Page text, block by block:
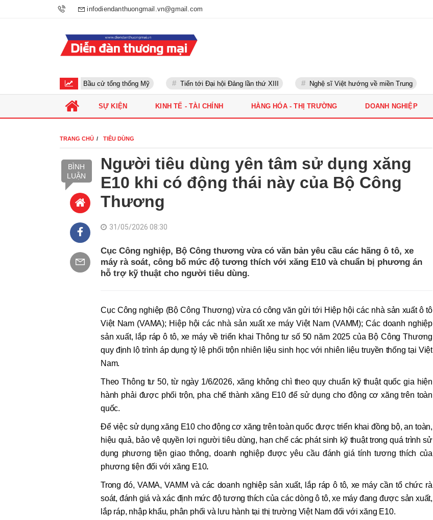
infodiendanthuongmail.vn@gmail.com
Bầu cử tổng thống Mỹ Tiến tới Đại hội Đảng lần thứ XIII Nghệ sĩ Việt hướng về miền Trung
SỰ KIỆN KINH TẾ - TÀI CHÍNH HÀNG HÓA - THỊ TRƯỜNG DOANH NGHIỆP
TRANG CHỦ TIÊU DÙNG
BÌNH
LUẬN
Người tiêu dùng yên tâm sử dụng xăng
E10 khi có động thái này của Bộ Công
Thương
31/05/2026 08:30
Cục Công nghiệp, Bộ Công thương vừa có văn bản yêu cầu các hãng ô tô, xe
máy rà soát, công bố mức độ tương thích với xăng E10 và chuẩn bị phương án
hỗ trợ kỹ thuật cho người tiêu dùng.
Cục Công nghiệp (Bộ Công Thương) vừa có công văn gửi tới Hiệp hội các nhà sản xuất ô tô
Việt Nam (VAMA); Hiệp hội các nhà sản xuất xe máy Việt Nam (VAMM); Các doanh nghiệp
sản xuất, lắp ráp ô tô, xe máy về triển khai Thông tư số 50 năm 2025 của Bộ Công Thương
quy định lộ trình áp dụng tỷ lệ phối trộn nhiên liệu sinh học với nhiên liệu truyền thống tại Việt
Nam.
Theo Thông tư 50, từ ngày 1/6/2026, xăng không chì theo quy chuẩn kỹ thuật quốc gia hiện
hành phải được phối trộn, pha chế thành xăng E10 để sử dụng cho động cơ xăng trên toàn
quốc.
Để việc sử dụng xăng E10 cho động cơ xăng trên toàn quốc được triển khai đồng bộ, an toàn,
hiệu quả, bảo vệ quyền lợi người tiêu dùng, hạn chế các phát sinh kỹ thuật trong quá trình sử
dụng phương tiện giao thông, doanh nghiệp được yêu cầu đánh giá tính tương thích của
phương tiện đối với xăng E10.
Trong đó, VAMA, VAMM và các doanh nghiệp sản xuất, lắp ráp ô tô, xe máy cần tổ chức rà
soát, đánh giá và xác định mức độ tương thích của các dòng ô tô, xe máy đang được sản xuất,
lắp ráp, nhập khẩu, phân phối và lưu hành tại thị trường Việt Nam đối với xăng E10.